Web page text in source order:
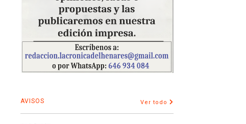
AVISOS Ver todo